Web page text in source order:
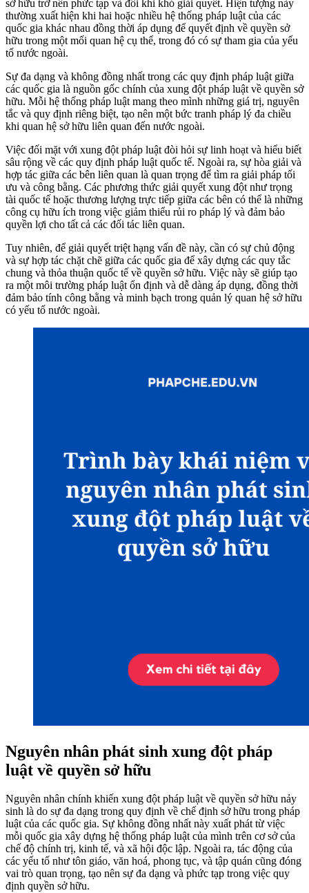
sở hữu trở nên phức tạp và đôi khi khó giải quyết. Hiện tượng này
thường xuất hiện khi hai hoặc nhiều hệ thống pháp luật của các
quốc gia khác nhau đồng thời áp dụng để quyết định về quyền sở
hữu trong một mối quan hệ cụ thể, trong đó có sự tham gia của yếu
tố nước ngoài.
Sự đa dạng và không đồng nhất trong các quy định pháp luật giữa
các quốc gia là nguồn gốc chính của xung đột pháp luật về quyền sở
hữu. Mỗi hệ thống pháp luật mang theo mình những giá trị, nguyên
tắc và quy định riêng biệt, tạo nên một bức tranh pháp lý đa chiều
khi quan hệ sở hữu liên quan đến nước ngoài.
Việc đối mặt với xung đột pháp luật đòi hỏi sự linh hoạt và hiểu biết
sâu rộng về các quy định pháp luật quốc tế. Ngoài ra, sự hòa giải và
hợp tác giữa các bên liên quan là quan trọng để tìm ra giải pháp tối
ưu và công bằng. Các phương thức giải quyết xung đột như trọng
tài quốc tế hoặc thương lượng trực tiếp giữa các bên có thể là những
công cụ hữu ích trong việc giảm thiểu rủi ro pháp lý và đảm bảo
quyền lợi cho tất cả các đối tác liên quan.
Tuy nhiên, để giải quyết triệt hạng vấn đề này, cần có sự chủ động
và sự hợp tác chặt chẽ giữa các quốc gia để xây dựng các quy tắc
chung và thỏa thuận quốc tế về quyền sở hữu. Việc này sẽ giúp tạo
ra một môi trường pháp luật ổn định và dễ dàng áp dụng, đồng thời
đảm bảo tính công bằng và minh bạch trong quản lý quan hệ sở hữu
có yếu tố nước ngoài.
Nguyên nhân phát sinh xung đột pháp
luật về quyền sở hữu
Nguyên nhân chính khiến xung đột pháp luật về quyền sở hữu nảy
sinh là do sự đa dạng trong quy định về chế định sở hữu trong pháp
luật của các quốc gia. Sự không đồng nhất này xuất phát từ việc
mỗi quốc gia xây dựng hệ thống pháp luật của mình trên cơ sở của
chế độ chính trị, kinh tế, và xã hội độc lập. Ngoài ra, tác động của
các yếu tố như tôn giáo, văn hoá, phong tục, và tập quán cũng đóng
vai trò quan trọng, tạo nên sự đa dạng và phức tạp trong việc quy
định quyền sở hữu.